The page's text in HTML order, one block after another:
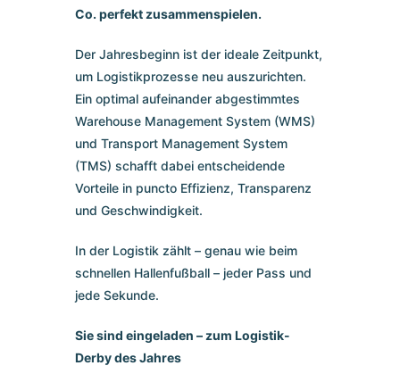
Co. perfekt zusammenspielen.​​​
Der Jahresbeginn ist der ideale Zeitpunkt,
um Logistikprozesse neu auszurichten.
Ein optimal aufeinander abgestimmtes
Warehouse Management System (WMS)
und Transport Management System
(TMS) schafft dabei entscheidende
Vorteile in puncto Effizienz, Transparenz
und Geschwindigkeit.
In der Logistik zählt – genau wie beim
schnellen Hallenfußball – jeder Pass und
jede Sekunde.
Sie sind eingeladen – zum Logistik-
Derby des Jahres